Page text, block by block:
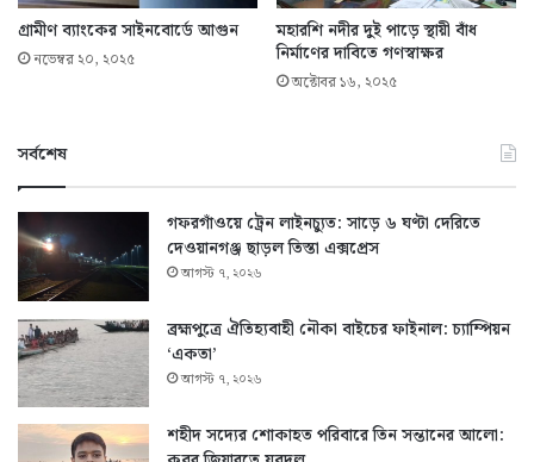
গ্রামীণ ব্যাংকের সাইনবোর্ডে আগুন
নভেম্বর ২০, ২০২৫
মহারশি নদীর দুই পাড়ে স্থায়ী বাঁধ
নির্মাণের দাবিতে গণস্বাক্ষর
অক্টোবর ১৬, ২০২৫
সর্বশেষ
গফরগাঁওয়ে ট্রেন লাইনচ্যুত: সাড়ে ৬ ঘণ্টা দেরিতে
দেওয়ানগঞ্জ ছাড়ল তিস্তা এক্সপ্রেস
আগস্ট ৭, ২০২৬
ব্রহ্মপুত্রে ঐতিহ্যবাহী নৌকা বাইচের ফাইনাল: চ্যাম্পিয়ন
‘একতা’
আগস্ট ৭, ২০২৬
শহীদ সদ্যের শোকাহত পরিবারে তিন সন্তানের আলো: